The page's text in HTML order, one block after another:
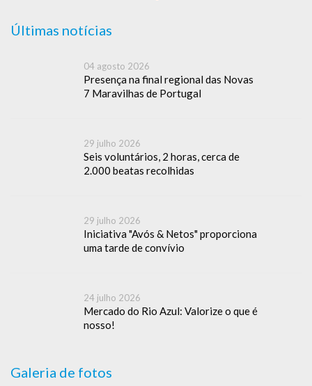
Últimas notícias
04 agosto 2026
Presença na final regional das Novas
7 Maravilhas de Portugal
29 julho 2026
Seis voluntários, 2 horas, cerca de
2.000 beatas recolhidas
29 julho 2026
Iniciativa "Avós & Netos" proporciona
uma tarde de convívio
24 julho 2026
Mercado do Rio Azul: Valorize o que é
nosso!
Galeria de fotos